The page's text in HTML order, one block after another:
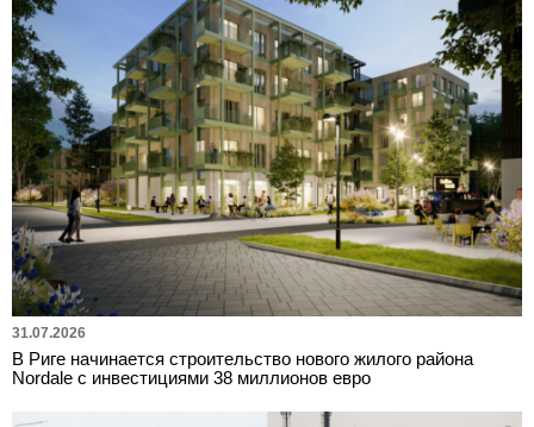
31.07.2026
В Риге начинается строительство нового жилого района
Nordale с инвестициями 38 миллионов евро